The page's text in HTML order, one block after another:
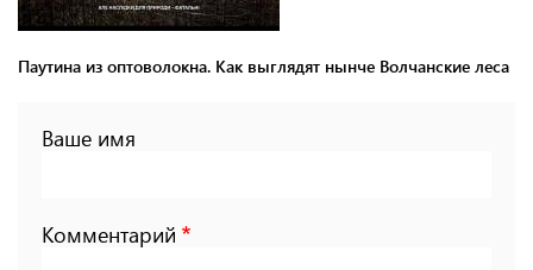
Паутина из оптоволокна. Как выглядят нынче Волчанские леса
Ваше имя
Комментарий